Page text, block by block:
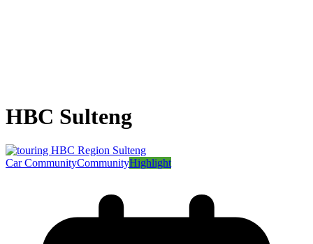
HBC Sulteng
Car CommunityCommunityHighlight